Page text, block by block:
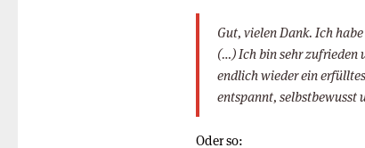
Gut, vielen Dank. Ich
(…) Ich bin sehr zufrieden
endlich wieder ein
entspannt, selbstbewusst
Oder so: